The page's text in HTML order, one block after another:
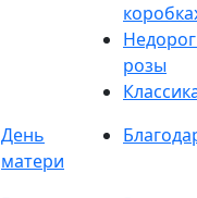
розы
День
матери